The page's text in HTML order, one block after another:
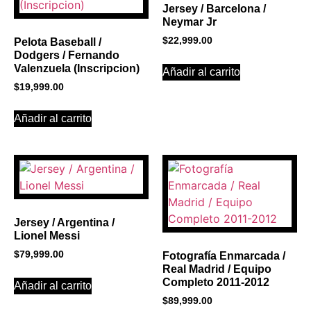
Pelota Baseball /
Dodgers / Fernando
Valenzuela (Inscripcion)
$19,999.00
Añadir al carrito
Jersey / Barcelona /
Neymar Jr
$22,999.00
Añadir al carrito
Jersey / Argentina /
Lionel Messi
$79,999.00
Añadir al carrito
Fotografía Enmarcada /
Real Madrid / Equipo
Completo 2011-2012
$89,999.00